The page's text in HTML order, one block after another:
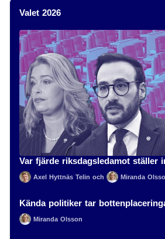
Valet 2026
Var fjärde riksdagsledamot ställer
Axel Hyttnäs Telin och Miranda
Kända politiker tar
Miranda Olsson